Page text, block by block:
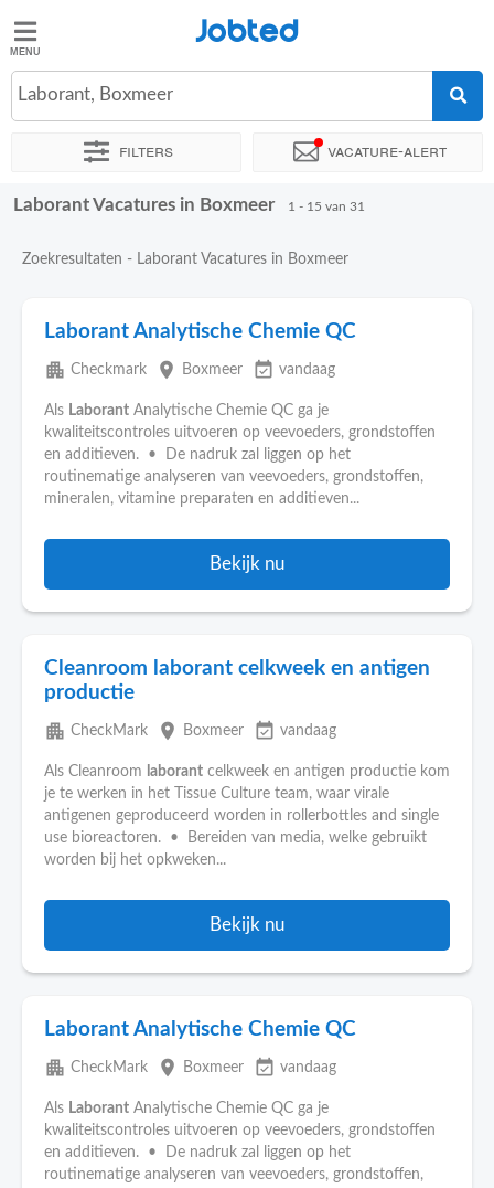
Jobted
Vacatures
Salarissen
Jobted
Laborant, Boxmeer
Filters Vacature-alert
Sorteer op Exacte locatie Soort dienstverband
Laborant Vacatures in Boxmeer 1 - 15 van 31
Zoekresultaten - Laborant Vacatures in Boxmeer
Laborant Analytische Chemie QC
apartment Checkmark place Boxmeer event_available vandaag
Als Laborant Analytische Chemie QC ga je
kwaliteitscontroles uitvoeren op veevoeders, grondstoffen
en additieven. • De nadruk zal liggen op het
routinematige analyseren van veevoeders, grondstoffen,
mineralen, vitamine preparaten en additieven...
Bekijk nu
Cleanroom laborant celkweek en antigen
productie
apartment CheckMark place Boxmeer event_available vandaag
Als Cleanroom laborant celkweek en antigen productie kom
je te werken in het Tissue Culture team, waar virale
antigenen geproduceerd worden in rollerbottles and single
use bioreactoren. • Bereiden van media, welke gebruikt
worden bij het opkweken...
Bekijk nu
Laborant Analytische Chemie QC
apartment CheckMark place Boxmeer event_available vandaag
Als Laborant Analytische Chemie QC ga je
kwaliteitscontroles uitvoeren op veevoeders, grondstoffen
en additieven. • De nadruk zal liggen op het
routinematige analyseren van veevoeders, grondstoffen,